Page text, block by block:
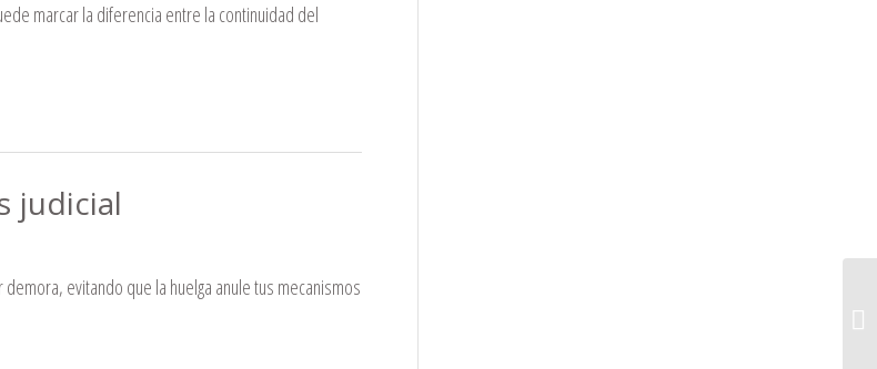
marcar la diferencia entre la continuidad del
judicial
evitando que la huelga anule tus mecanismos